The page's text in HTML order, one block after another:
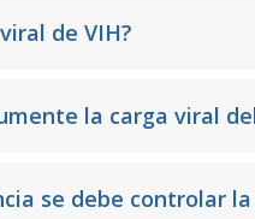
de VIH?
la carga viral
se debe controlar